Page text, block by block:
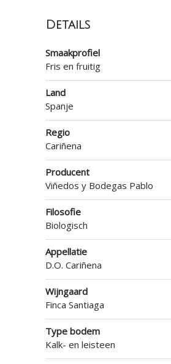
Details
Smaakprofiel
Fris en fruitig
Land
Spanje
Regio
Cariñena
Producent
Viñedos y Bodegas Pablo
Filosofie
Biologisch
Appellatie
D.O. Cariñena
Wijngaard
Finca Santiaga
Type bodem
Kalk- en leisteen